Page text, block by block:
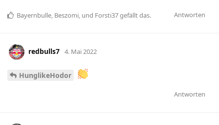
Antworten
Bayernbulle, Beszomi, und Forsti37gefällt das.
redbulls7 4. Mai 2022
HunglikeHodor
Antworten